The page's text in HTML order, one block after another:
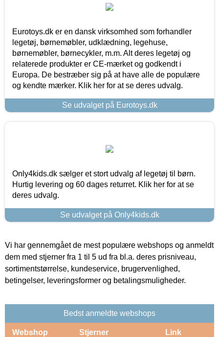
Eurotoys.dk er en dansk virksomhed som forhandler
legetøj, børnemøbler, udklædning, legehuse,
børnemøbler, børnecykler, m.m. Alt deres legetøj og
relaterede produkter er CE-mærket og godkendt i
Europa. De bestræber sig på at have alle de populære
og kendte mærker. Klik her for at se deres udvalg.
Se udvalget på Eurotoys.dk
Only4kids.dk sælger et stort udvalg af legetøj til børn.
Hurtig levering og 60 dages returret. Klik her for at se
deres udvalg.
Se udvalget på Only4kids.dk
Vi har gennemgået de mest populære webshops og anmeldt
dem med stjerner fra 1 til 5 ud fra bl.a. deres prisniveau,
sortimentstørrelse, kundeservice, brugervenlighed,
betingelser, leveringsformer og betalingsmuligheder.
Bedst anmeldte webshops
Webshop Stjerner Link